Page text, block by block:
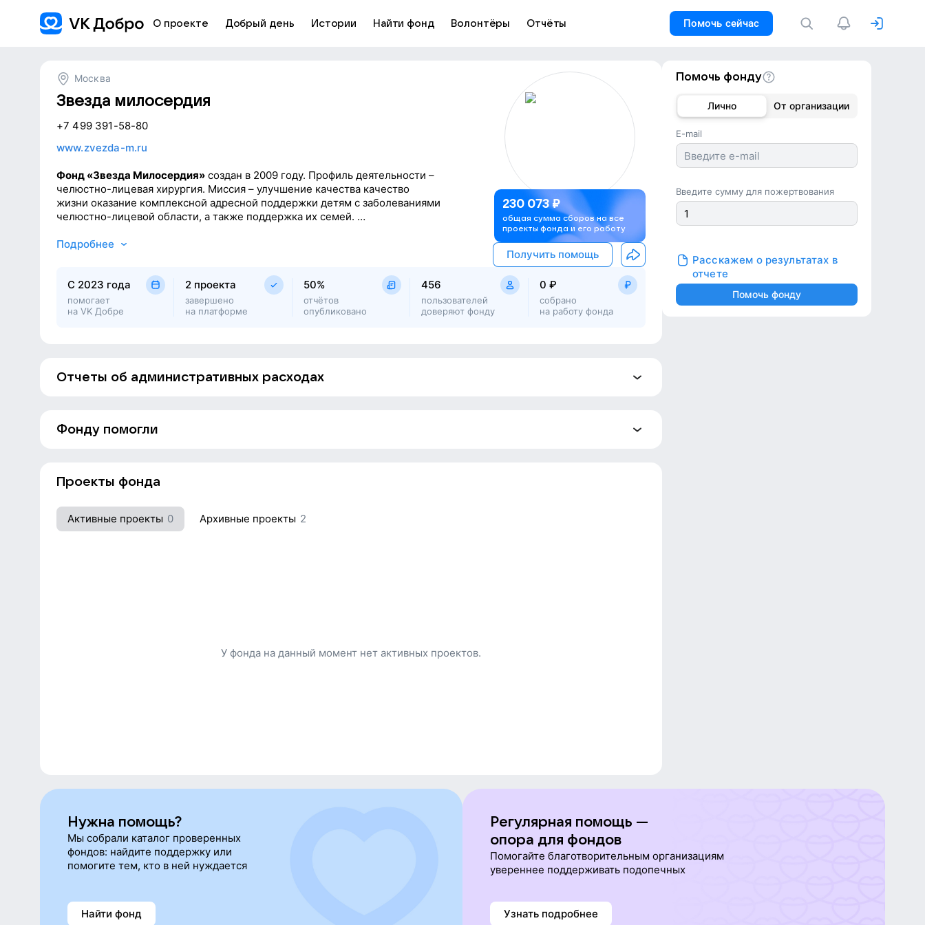
О проекте Добрый день Истории Найти фонд Волонтёры Отчёты Помочь сейчас
Москва
Звезда милосердия
+7 499 391-58-80
www.zvezda-m.ru
Фонд «Звезда Милосердия» создан в 2009 году. Профиль деятельности –
челюстно-лицевая хирургия. Миссия – улучшение качества качество
жизни оказание комплексной адресной поддержки детям с заболеваниями
челюстно-лицевой области, а также поддержка их семей.
Фонд оплачивает эндопротезы и имплантаты, ортодонтическую
поддержку по медицинским вопросам. Проводит большую
информационно-просветительскую работу об особенностях диагноза для
родительского и медицинского сообщества.
Подробнее
230 073₽
общая сумма сборов на все
проекты фонда и его работу
Получить помощь
C 2023 года
помогает
на VK Добре
2 проекта
завершено
на платформе
50%
отчётов
опубликовано
456
пользователей
доверяют фонду
0 ₽
собрано
на работу фонда
Отчеты об административных расходах
Фонду помогли
Проекты фонда
Активные проекты 0 Архивные проекты 2
У фонда на данный момент нет активных проектов.
Помочь фонду
Лично От организации
E-mail
Введите сумму для пожертвования
Расскажем о результатах в
отчете
Помочь фонду
Нужна помощь?
Мы собрали каталог проверенных
фондов: найдите поддержку или
помогите тем, кто в ней нуждается
Найти фонд
Регулярная помощь —
опора для фондов
Помогайте благотворительным организациям
увереннее поддерживать подопечных
Узнать подробнее